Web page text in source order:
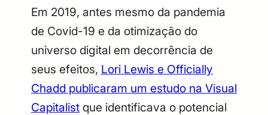
Em 2019, antes mesmo da pandemia
de Covid-19 e da otimização do
universo digital em decorrência de
seus efeitos, Lori Lewis e Officially
Chadd publicaram um estudo na Visual
Capitalist que identificava o potencial